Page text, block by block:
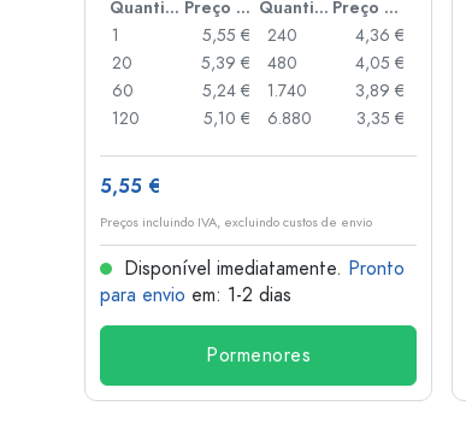
Quantidade Preço por peça Quantidade
Preço por peça
1
5,55 €
20
5,39 €
60
5,24 €
120
5,10 €
240
4,36 €
480
4,05 €
1.740
3,89 €
6.880
3,35 €
5,55 €
Preços incluindo IVA, excluindo custos de envio
Disponível imediatamente. Pronto
para envio em: 1-2 dias
Pormenores